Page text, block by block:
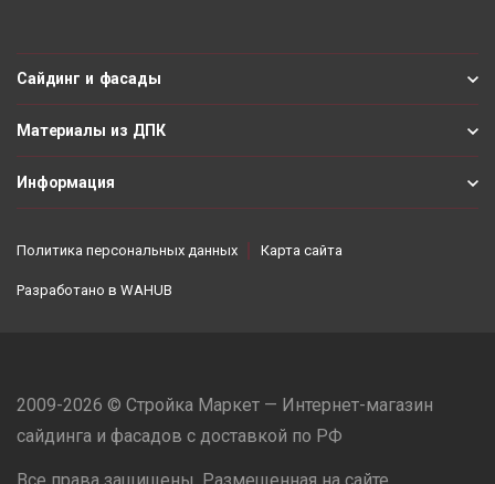
Сайдинг и фасады
Материалы из ДПК
Информация
Политика персональных данных Карта сайта
Разработано в WAHUB
2009-2026 © Стройка Маркет — Интернет-магазин
сайдинга и фасадов с доставкой по РФ